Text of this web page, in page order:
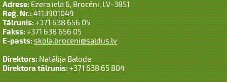
Adrese:Ezera iela 6, Brocēni, LV-3851
Reģ. Nr.:4113901049
Tālrunis:+371 638 656 05
Fakss:+371 638 656 05
E-pasts:skola.broceni@saldus.lv
Direktors:Natālija Balode
Direktora tālrunis:+371 638 65 804